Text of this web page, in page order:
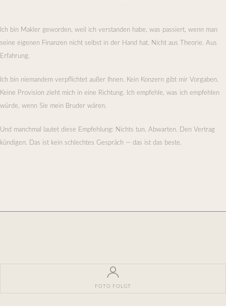
Ich bin Makler geworden, weil ich verstanden habe, was passiert, wenn man
seine eigenen Finanzen nicht selbst in der Hand hat. Nicht aus Theorie. Aus
Erfahrung.
Ich bin niemandem verpflichtet außer Ihnen. Kein Konzern gibt mir Vorgaben.
Keine Provision zieht mich in eine Richtung. Ich empfehle, was ich empfehlen
würde, wenn Sie mein Bruder wären.
Und manchmal lautet diese Empfehlung: Nichts tun. Abwarten. Den Vertrag
kündigen. Das ist kein schlechtes Gespräch — das ist das beste.
FOTO FOLGT